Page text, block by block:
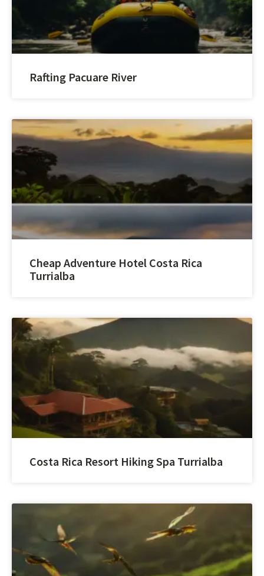
Rafting Pacuare River
Cheap Adventure Hotel Costa Rica
Turrialba
Costa Rica Resort Hiking Spa Turrialba